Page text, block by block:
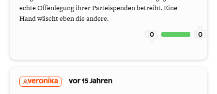
echte Offenlegung ihrer Parteispenden betreibt. Eine
Hand wäscht eben die andere.
0 0
veronika vor 15 Jahren